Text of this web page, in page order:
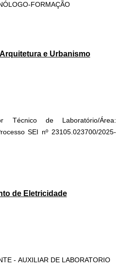
FORMAÇÃO
e Urbanismo
Técnico de Laboratório/Área:
SEI nº 23105.023700/2025-
de Eletricidade
- AUXILIAR DE LABORATORIO